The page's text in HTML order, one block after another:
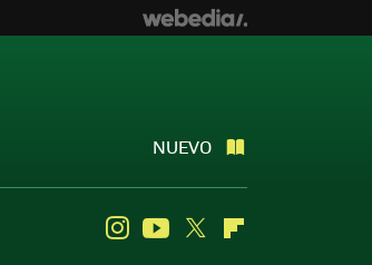
NUEVO
InstagramYoutube
Twitter